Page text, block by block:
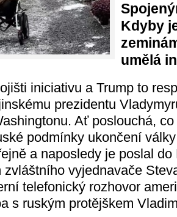
Kdyby
umělá
iniciativu a Trump to
prezidentu
Ať poslouchá,
podmínky ukončení
a naposledy je poslal
zvláštního vyjednavače
telefonický rozhovor
s ruským protějškem